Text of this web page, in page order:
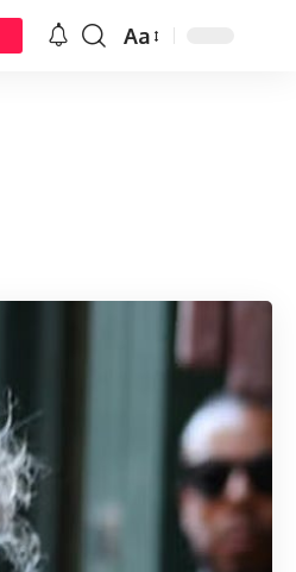
Aa